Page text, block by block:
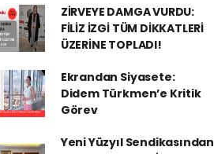
ZİRVEYE DAMGA VURDU:
FİLİZ İZGİ TÜM DİKKATLERİ
ÜZERİNE TOPLADI!
Ekrandan Siyasete:
Didem Türkmen’e Kritik
Görev
Yeni Yüzyıl Sendikasından